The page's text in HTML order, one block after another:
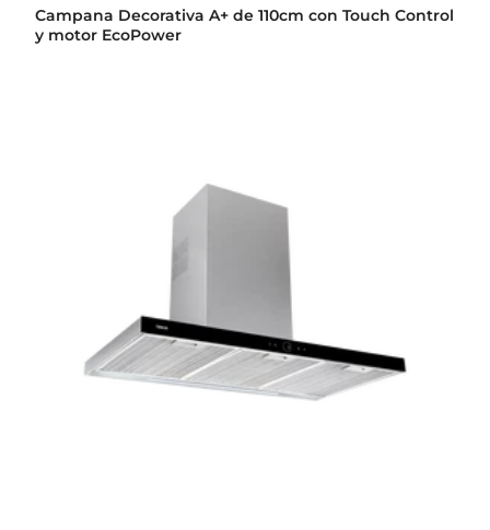
Campana Decorativa A+ de 110cm con Touch Control
y motor EcoPower